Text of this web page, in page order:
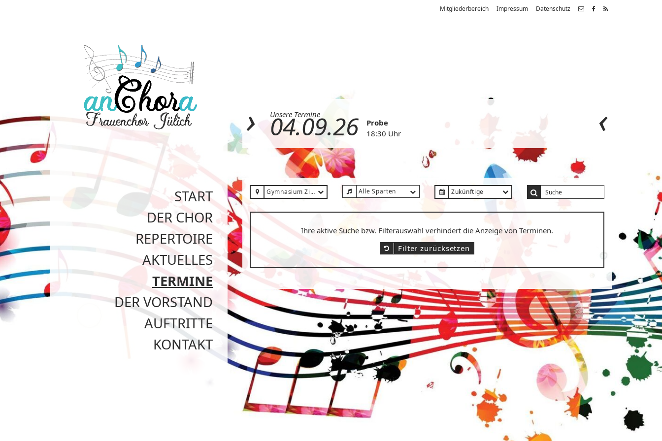
START
DER CHOR
REPERTOIRE
AKTUELLES
TERMINE
DER VORSTAND
AUFTRITTE
KONTAKT
Mitgliederbereich Impressum Datenschutz
Unsere Termine
04.09.26
Probe
18:30 Uhr
Gymnasium Zitadelle (Neubau)Alle Sparten Zukünftige
Ihre aktive Suche bzw. Filterauswahl verhindert die Anzeige von Terminen.
Filter zurücksetzen